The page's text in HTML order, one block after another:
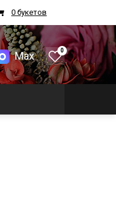
0 букетов
Max 0